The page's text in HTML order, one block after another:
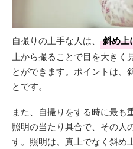
自撮りの上手な人は、 斜め上
上から撮ることで目を大きく
とができます。ポイントは、
とです。
また、自撮りをする時に最も
照明の当たり具合で、その人
す。照明は、真上でなく斜め